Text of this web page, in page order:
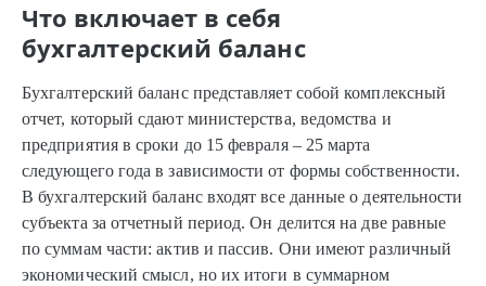
Что включает в себя
бухгалтерский баланс
Бухгалтерский баланс представляет собой комплексный
отчет, который сдают министерства, ведомства и
предприятия в сроки до 15 февраля – 25 марта
следующего года в зависимости от формы собственности.
В бухгалтерский баланс входят все данные о деятельности
субъекта за отчетный период. Он делится на две равные
по суммам части: актив и пассив. Они имеют различный
экономический смысл, но их итоги в суммарном